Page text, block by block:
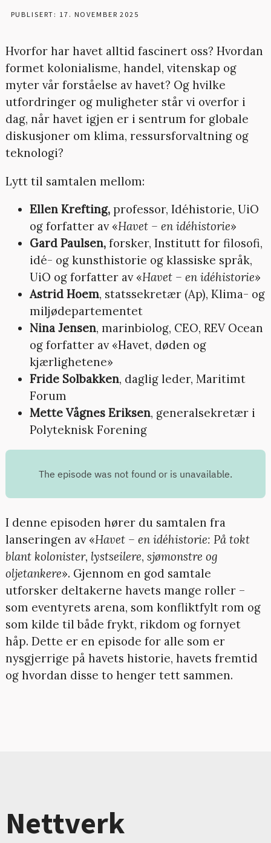
PUBLISERT: 17. NOVEMBER 2025
Hvorfor har havet alltid fascinert oss? Hvordan
formet kolonialisme, handel, vitenskap og
myter vår forståelse av havet? Og hvilke
utfordringer og muligheter står vi overfor i
dag, når havet igjen er i sentrum for globale
diskusjoner om klima, ressursforvaltning og
teknologi?
Lytt til samtalen mellom:
Ellen Krefting,professor, Idéhistorie, UiO
og forfatter av «Havet – en idéhistorie»
Gard Paulsen, forsker, Institutt for filosofi,
idé- og kunsthistorie og klassiske språk,
UiO og forfatter av «Havet – en idéhistorie»
Astrid Hoem, statssekretær (Ap), Klima- og
miljødepartementet
Nina Jensen, marinbiolog, CEO, REV Ocean
og forfatter av «Havet, døden og
kjærlighetene»
Fride Solbakken, daglig leder, Maritimt
Forum
Mette Vågnes Eriksen, generalsekretær i
Polyteknisk Forening
I denne episoden hører du samtalen fra
lanseringen av «Havet – en idéhistorie: På tokt
blant kolonister, lystseilere, sjømonstre og
oljetankere». Gjennom en god samtale
utforsker deltakerne havets mange roller –
som eventyrets arena, som konfliktfylt rom og
som kilde til både frykt, rikdom og fornyet
håp. Dette er en episode for alle som er
nysgjerrige på havets historie, havets fremtid
og hvordan disse to henger tett sammen.
Nettverk